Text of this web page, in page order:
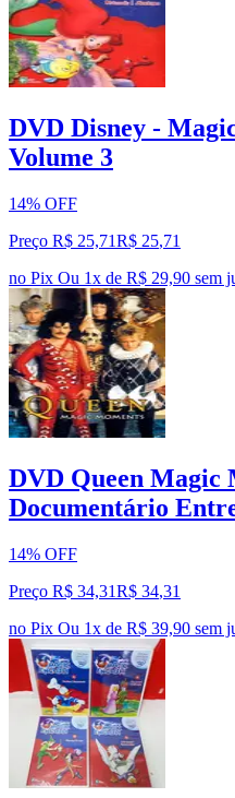
DVD Disney -
Volume 3
14% OFF
Preço R$ 25,71R$ 25,71
no Pix Ou 1x de R$ 29,90 sem
DVD Queen Magic
Documentário
14% OFF
Preço R$ 34,31R$ 34,31
no Pix Ou 1x de R$ 39,90 sem